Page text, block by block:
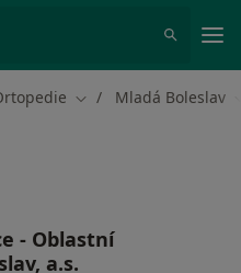
Změna města
Mladá Boleslav
- Oblastní
a.s.